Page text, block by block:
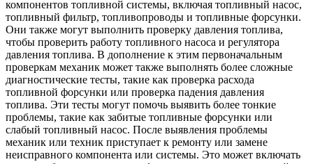
компонентов топливной системы, включая топливный насос,
топливный фильтр, топливопроводы и топливные форсунки.
Они также могут выполнить проверку давления топлива,
чтобы проверить работу топливного насоса и регулятора
давления топлива. В дополнение к этим первоначальным
проверкам механик может также выполнять более сложные
диагностические тесты, такие как проверка расхода
топливной форсунки или проверка падения давления
топлива. Эти тесты могут помочь выявить более тонкие
проблемы, такие как забитые топливные форсунки или
слабый топливный насос. После выявления проблемы
механик или техник приступает к ремонту или замене
неисправного компонента или системы. Это может включать